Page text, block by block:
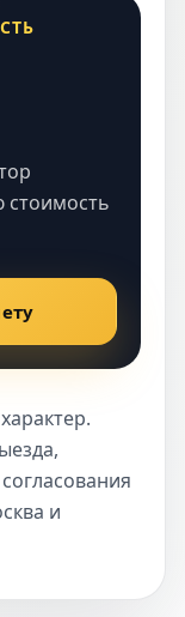
стоимость
и